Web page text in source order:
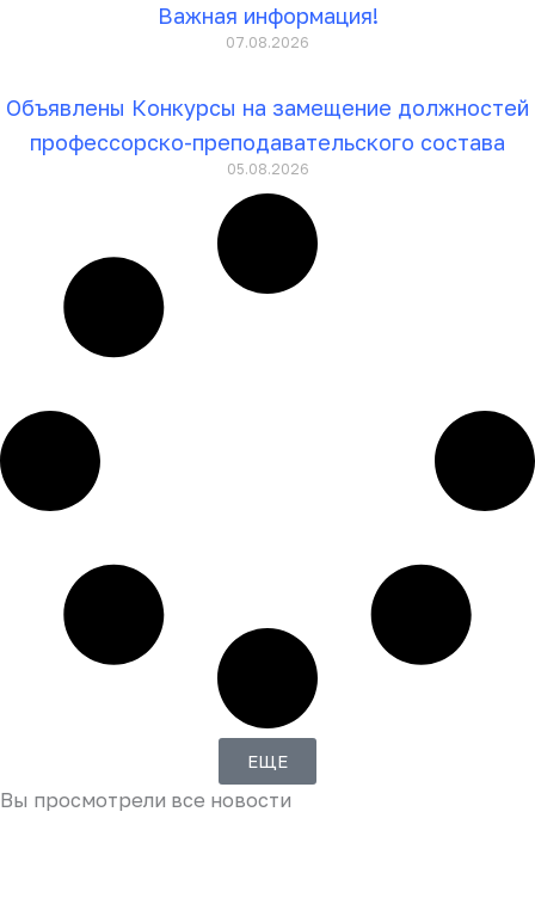
Важная информация!
07.08.2026
Объявлены Конкурсы на замещение должностей
профессорско-преподавательского состава
05.08.2026
ЕЩЕ
Вы просмотрели все новости